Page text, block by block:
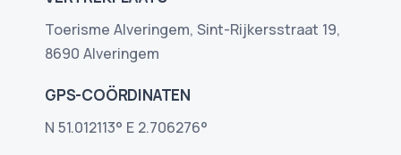
Toerisme Alveringem, Sint-Rijkersstraat 19,
8690 Alveringem
GPS-COÖRDINATEN
N 51.012113° E 2.706276°